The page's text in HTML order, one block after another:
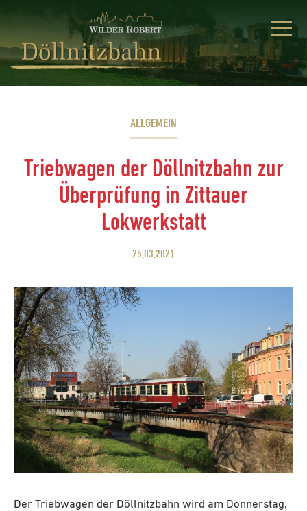
ALLGEMEIN
Triebwagen der Döllnitzbahn zur
Überprüfung in Zittauer
Lokwerkstatt
25.03.2021
Der Triebwagen der Döllnitzbahn wird am Donnerstag,